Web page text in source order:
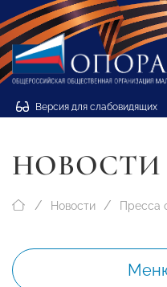
Версия для слабовидящих
НОВОСТИ
Новости Пресса